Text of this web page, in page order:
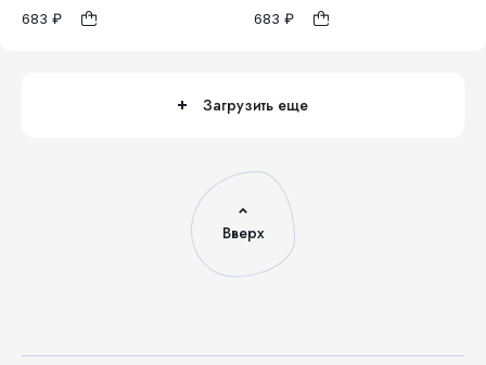
683 ₽
1 683 ₽ 1
Загрузить еще
Вверх